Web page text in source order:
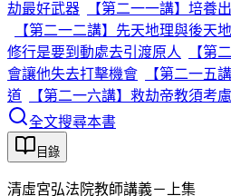
劫最好武器
【第二一一講】培
【第二一二講】先天地理與後天
修行是要到動處去引渡原人
【第
會讓他失去打擊機會
【第二一五
道
【第二一六講】救劫帝教須考
全文搜尋本書
目錄
清虛宮弘法院教師講義－上集